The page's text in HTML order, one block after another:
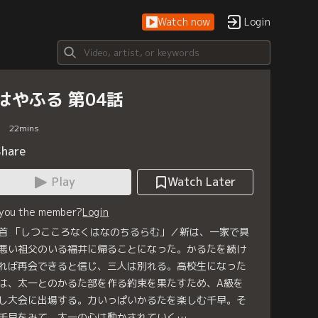
Watch now Login
やふる 第04話
22mins
Play
Watch Later
the member?Login
「しつこころなくはなのちるらむ」／新は、一家で具
い祖父のいる福井に帰ることになった。かるたを続け
ば再会できると信じ、三人は別れる。高校生になった
、太一とのかるた部を作る約束を果たすため、A級を
大会に出場する。力いっぱいかるたを楽しむ千早。そ